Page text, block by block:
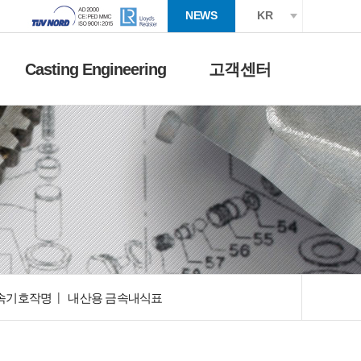
NEWS KR
Casting Engineering 고객센터
기호작명 내산용 금속내식표